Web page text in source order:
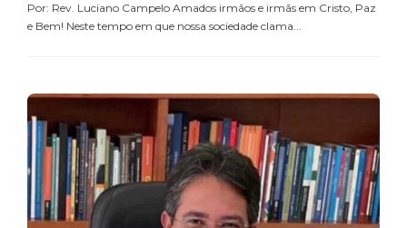
Por: Rev. Luciano Campelo Amados irmãos e irmãs em Cristo, Paz
e Bem! Neste tempo em que nossa sociedade clama...